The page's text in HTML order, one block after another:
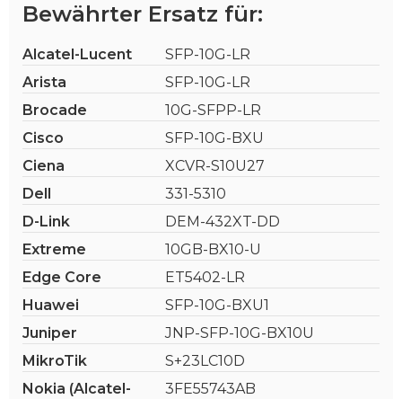
Bewährter Ersatz für:
Alcatel-Lucent
SFP-10G-LR
Arista
SFP-10G-LR
Brocade
10G-SFPP-LR
Cisco
SFP-10G-BXU
Ciena
XCVR-S10U27
Dell
331-5310
D-Link
DEM-432XT-DD
Extreme
10GB-BX10-U
Edge Core
ET5402-LR
Huawei
SFP-10G-BXU1
Juniper
JNP-SFP-10G-BX10U
MikroTik
S+23LC10D
Nokia (Alcatel-
3FE55743AB